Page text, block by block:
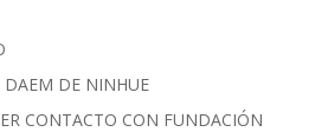
DE NINHUE
CONTACTO CON FUNDACIÓN